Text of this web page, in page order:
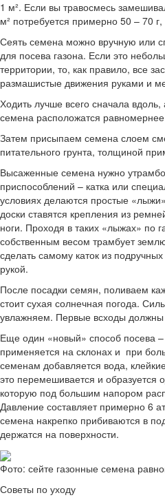
1 м². Если вы травосмесь
м² потребуется примерно 50 – 70 г,
Сеять семена можно вручную или
для посева газона. Если это
территории, то, как правило, все
размашистые движения руками и
Ходить лучше всего сначала
семена расположатся
Затем присыпаем семена слоем
питательного грунта, толщиной
Высаженные семена нужно
приспособлений – катка или
условиях делаются простые
доски ставятся крепления из
ноги. Проходя в таких «лыжах» по
собственным весом трамбует
сделать самому каток из
рукой.
После посадки семян, поливаем
стоит сухая солнечная погода.
увлажняем. Первые всходы должны
Еще один «новый» способ посева –
применяется на склонах и при
семенам добавляется вода,
это перемешивается и образуется
которую под большим напором
Давление составляет примерно 6
семена накрепко прибиваются в
держатся на поверхности.
Фото: сейте газонные семена
Советы по уходу